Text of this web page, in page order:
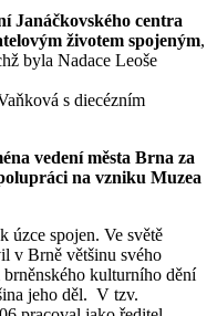
Janáčkovského centra
životem spojeným,
byla Nadace Leoše
s diecézním
vedení města Brna za
na vzniku Muzea
úzce spojen. Ve světě
v Brně většinu svého
kulturního dění
jeho děl. V tzv.